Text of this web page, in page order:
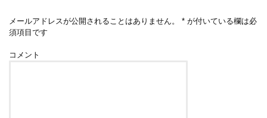
メールアドレスが公開されることはありません。 * が付いている欄は必
須項目です
コメント